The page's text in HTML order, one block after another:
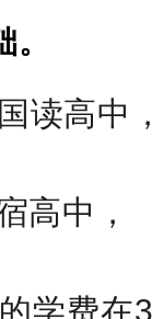
读高中
高中，
学费